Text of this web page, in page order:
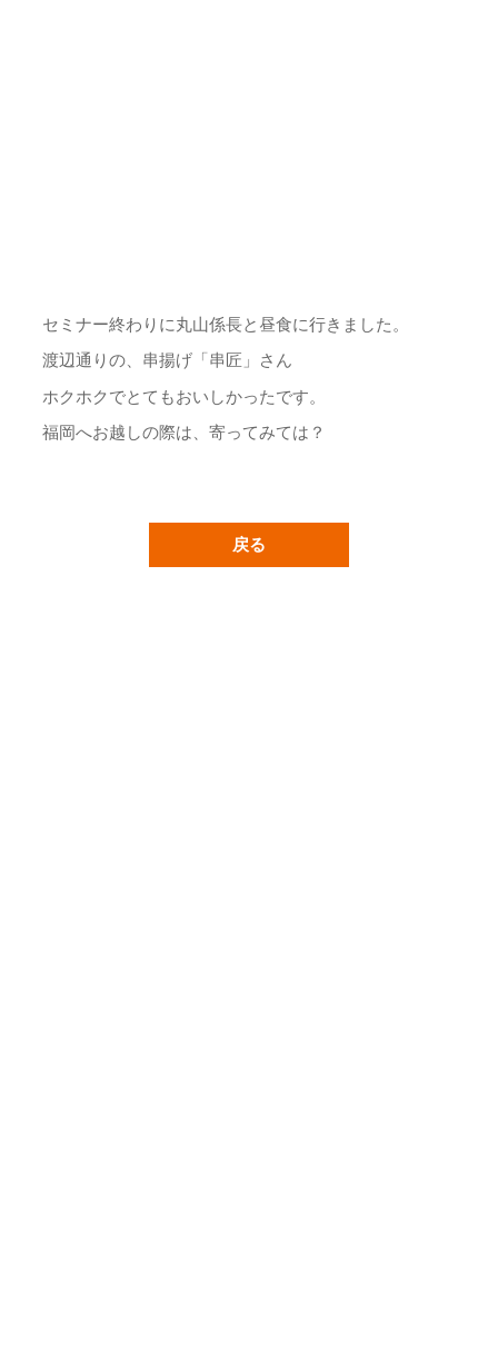
セミナー終わりに丸山係長と昼食に行きました。
渡辺通りの、串揚げ「串匠」さん
ホクホクでとてもおいしかったです。
福岡へお越しの際は、寄ってみては？
戻る